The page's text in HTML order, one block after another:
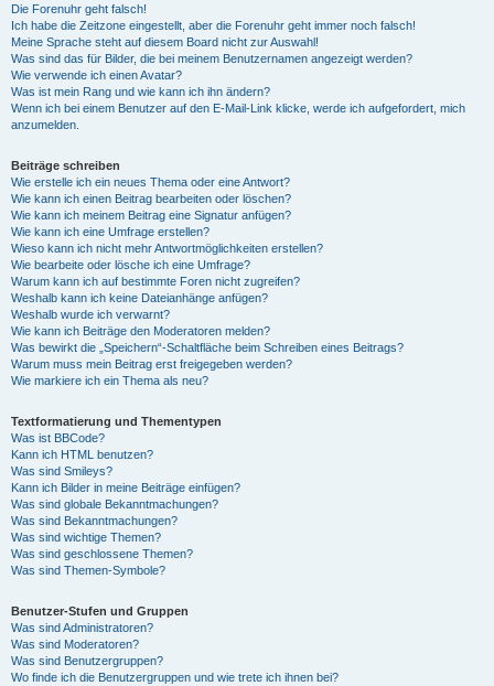
Die Forenuhr geht falsch!
Ich habe die Zeitzone eingestellt, aber die Forenuhr geht immer noch falsch!
Meine Sprache steht auf diesem Board nicht zur Auswahl!
Was sind das für Bilder, die bei meinem Benutzernamen angezeigt werden?
Wie verwende ich einen Avatar?
Was ist mein Rang und wie kann ich ihn ändern?
Wenn ich bei einem Benutzer auf den E-Mail-Link klicke, werde ich aufgefordert, mich
anzumelden.
Beiträge schreiben
Wie erstelle ich ein neues Thema oder eine Antwort?
Wie kann ich einen Beitrag bearbeiten oder löschen?
Wie kann ich meinem Beitrag eine Signatur anfügen?
Wie kann ich eine Umfrage erstellen?
Wieso kann ich nicht mehr Antwortmöglichkeiten erstellen?
Wie bearbeite oder lösche ich eine Umfrage?
Warum kann ich auf bestimmte Foren nicht zugreifen?
Weshalb kann ich keine Dateianhänge anfügen?
Weshalb wurde ich verwarnt?
Wie kann ich Beiträge den Moderatoren melden?
Was bewirkt die „Speichern“-Schaltfläche beim Schreiben eines Beitrags?
Warum muss mein Beitrag erst freigegeben werden?
Wie markiere ich ein Thema als neu?
Textformatierung und Thementypen
Was ist BBCode?
Kann ich HTML benutzen?
Was sind Smileys?
Kann ich Bilder in meine Beiträge einfügen?
Was sind globale Bekanntmachungen?
Was sind Bekanntmachungen?
Was sind wichtige Themen?
Was sind geschlossene Themen?
Was sind Themen-Symbole?
Benutzer-Stufen und Gruppen
Was sind Administratoren?
Was sind Moderatoren?
Was sind Benutzergruppen?
Wo finde ich die Benutzergruppen und wie trete ich ihnen bei?